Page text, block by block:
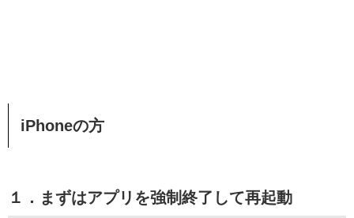
iPhoneの方
１．まずはアプリを強制終了して再起動